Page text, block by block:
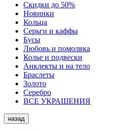
Скидки до 50%
Новинки
Кольца
Серьги и каффы
Бусы
Любовь и помолвка
Колье и подвески
Анклекты и на тело
Браслеты
Золото
Серебро
ВСЕ УКРАШЕНИЯ
назад